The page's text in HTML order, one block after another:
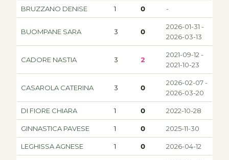
BRUZZANO DENISE 1 0 -
BUOMPANE SARA 3 0
2026-01-31 -
2026-03-13
CADORE NASTIA 3 2
2021-09-12 -
2021-10-23
CASAROLA CATERINA 3 0
2026-02-07 -
2026-03-20
DI FIORE CHIARA 1 0 2022-10-28
GINNASTICA PAVESE 1 0 2025-11-30
LEGHISSA AGNESE 1 0 2026-04-12